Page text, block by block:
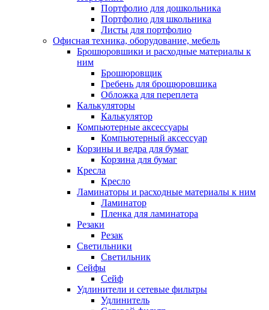
Портфолио для дошкольника
Портфолио для школьника
Листы для портфолио
Офисная техника, оборудование, мебель
Брошюровшики и расходные материалы к
ним
Брошюровщик
Гребень для брощюровшика
Обложка для переплета
Калькуляторы
Калькулятор
Компьютерные аксессуары
Компьютерный аксессуар
Корзины и ведра для бумаг
Корзина для бумаг
Кресла
Кресло
Ламинаторы и расходные материалы к ним
Ламинатор
Пленка для ламинатора
Резаки
Резак
Светильники
Светильник
Сейфы
Сейф
Удлинители и сетевые фильтры
Удлинитель